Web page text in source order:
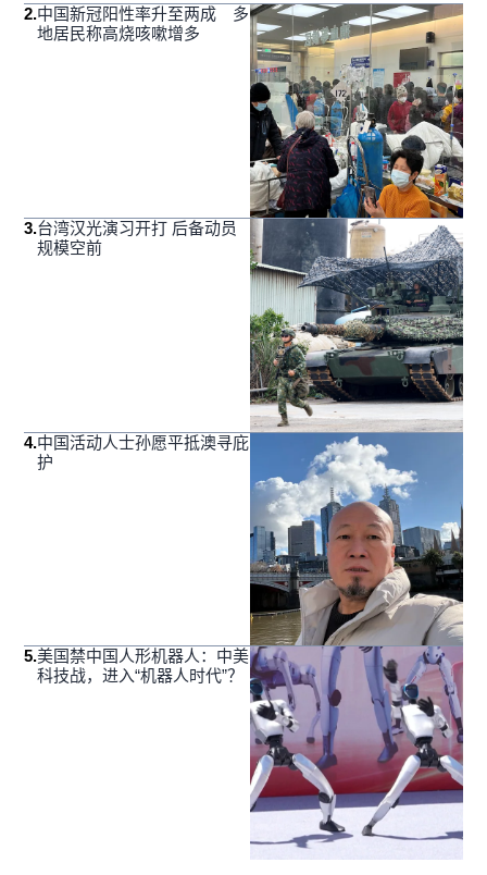
2.中国新冠阳性率升至两成 多
地居民称高烧咳嗽增多
3.台湾汉光演习开打 后备动员
规模空前
4.中国活动人士孙愿平抵澳寻庇
护
5.美国禁中国人形机器人：中美
科技战，进入“机器人时代”？